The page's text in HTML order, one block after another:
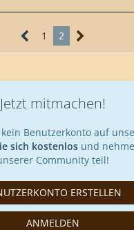
1 2
Jetzt mitmachen!
Benutzerkonto auf
sich kostenlosund
Community teil!
ERSTELLEN
ANMELDEN